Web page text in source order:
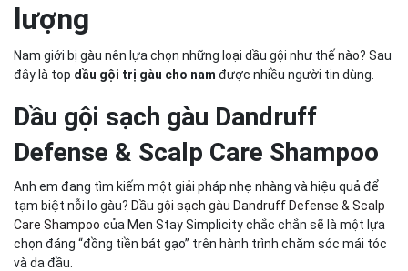
lượng
Nam giới bị gàu nên lựa chọn những loại dầu gội như thế nào? Sau
đây là top dầu gội trị gàu cho nam được nhiều người tin dùng.
Dầu gội sạch gàu Dandruff
Defense & Scalp Care Shampoo
Anh em đang tìm kiếm một giải pháp nhẹ nhàng và hiệu quả để
tạm biệt nỗi lo gàu? Dầu gội sạch gàu Dandruff Defense & Scalp
Care Shampoo của Men Stay Simplicity chắc chắn sẽ là một lựa
chọn đáng “đồng tiền bát gạo” trên hành trình chăm sóc mái tóc
và da đầu.